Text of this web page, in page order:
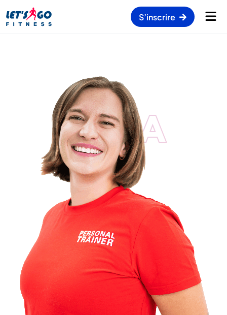
S’inscrire
KATIA